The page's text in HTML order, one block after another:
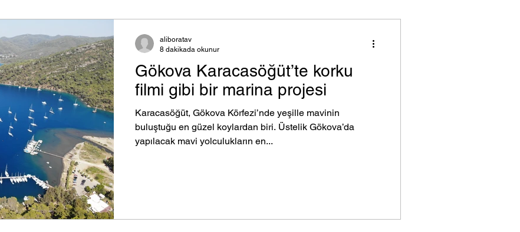
AB Portreler - Mavi YolcularGökova Karacasöğüt’te korku
filmi gibi bir marina projesi
Karacasöğüt, Gökova Körfezi’nde yeşille mavinin
buluştuğu en güzel koylardan biri. Üstelik Gökova’da
yapılacak mavi yolculukların en...
aliboratav
8 dakikada okunur